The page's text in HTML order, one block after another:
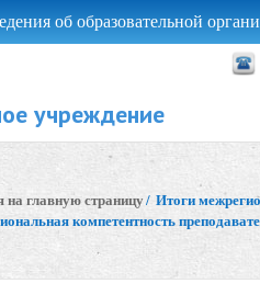
об образовательной
учреждение
на главную страницу/ Итоги
компетентность